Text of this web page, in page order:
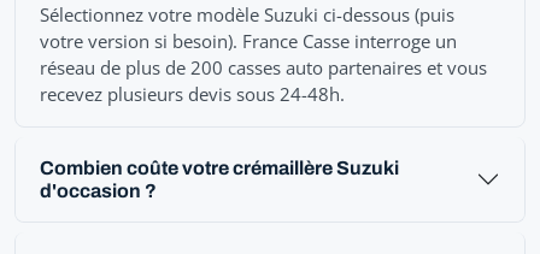
Sélectionnez votre modèle Suzuki ci-dessous (puis
votre version si besoin). France Casse interroge un
réseau de plus de 200 casses auto partenaires et vous
recevez plusieurs devis sous 24-48h.
Combien coûte votre crémaillère Suzuki
d'occasion ?